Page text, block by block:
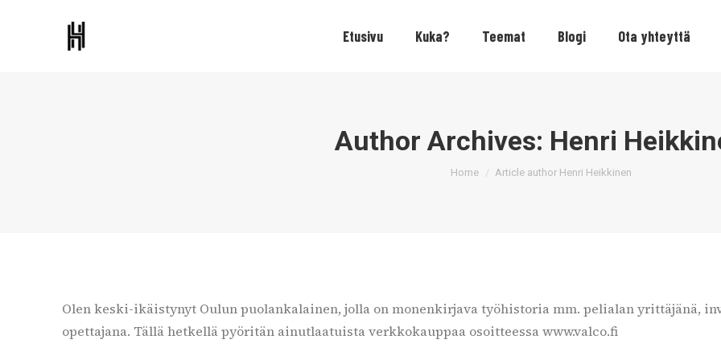
Etusivu Kuka? Teemat Blogi Ota yhteyttä
Author Archives: Henri
You are here:
Home Article author Henri Heikkinen
Olen keski-ikäistynyt Oulun puolankalainen, jolla on monenkirjava työhistoria mm. pelialan yrittäjänä,
opettajana. Tällä hetkellä pyöritän ainutlaatuista verkkokauppaa osoitteessa www.valco.fi